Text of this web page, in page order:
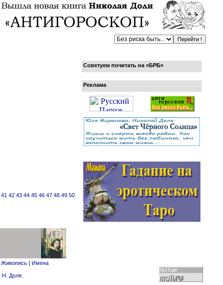
41 42 43 44 45 46 47 48 49 50
Советуем почитать на «БРБ»
Реклама
Живопись | Имена
Н. Доля.